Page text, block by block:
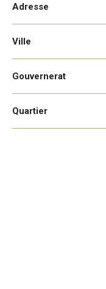
Adresse
Ville
Gouvernerat
Quartier